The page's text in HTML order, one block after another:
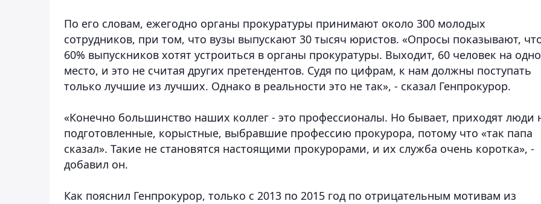
По его словам, ежегодно органы прокуратуры принимают около 300 молодых
сотрудников, при том, что вузы выпускают 30 тысяч юристов. «Опросы показывают,
60% выпускников хотят устроиться в органы прокуратуры. Выходит, 60 человек на одно
место, и это не считая других претендентов. Судя по цифрам, к нам должны поступать
только лучшие из лучших. Однако в реальности это не так», - сказал Генпрокурор.
«Конечно большинство наших коллег - это профессионалы. Но бывает, приходят люди
подготовленные, корыстные, выбравшие профессию прокурора, потому что «так папа
сказал». Такие не становятся настоящими прокурорами, и их служба очень коротка», -
добавил он.
Как пояснил Генпрокурор, только с 2013 по 2015 год по отрицательным мотивам из